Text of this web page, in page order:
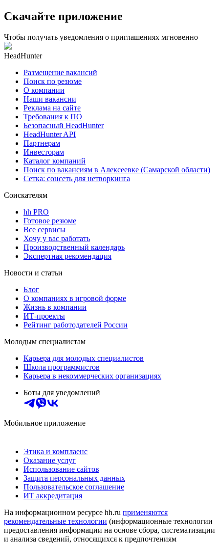
Скачайте приложение
Чтобы получать уведомления о приглашениях мгновенно
HeadHunter
Размещение вакансий
Поиск по резюме
О компании
Наши вакансии
Реклама на сайте
Требования к ПО
Безопасный HeadHunter
HeadHunter API
Партнерам
Инвесторам
Каталог компаний
Поиск по вакансиям в Алексеевке (Самарской области)
Сетка: соцсеть для нетворкинга
Соискателям
hh PRO
Готовое резюме
Все сервисы
Хочу у вас работать
Производственный календарь
Экспертная рекомендация
Новости и статьи
Блог
О компаниях в игровой форме
Жизнь в компании
ИТ-проекты
Рейтинг работодателей России
Молодым специалистам
Карьера для молодых специалистов
Школа программистов
Карьера в некоммерческих организациях
Боты для уведомлений
Мобильное приложение
Этика и комплаенс
Оказание услуг
Использование сайтов
Защита персональных данных
Пользовательское соглашение
ИТ аккредитация
На информационном ресурсе hh.ru применяются
рекомендательные технологии (информационные технологии
предоставления информации на основе сбора, систематизации
и анализа сведений, относящихся к предпочтениям